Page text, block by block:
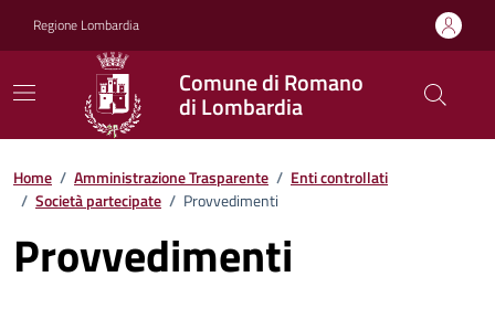
Regione Lombardia
Comune di Romano
di Lombardia
Home / Amministrazione Trasparente / Enti controllati
/ Società partecipate / Provvedimenti
Provvedimenti